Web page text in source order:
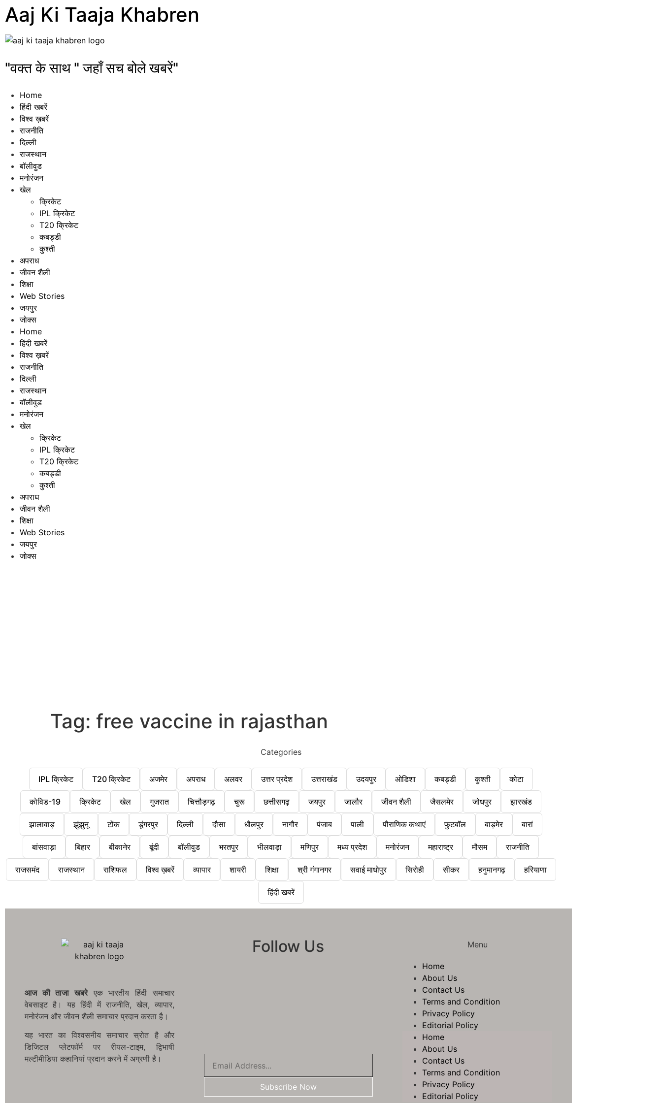
Aaj Ki Taaja Khabren
"वक्त के साथ " जहाँ सच बोले खबरें"
Home
हिंदी खबरें
विश्व ख़बरें
राजनीति
दिल्ली
राजस्थान
बॉलीवुड
मनोरंजन
खेल
क्रिकेट
IPL क्रिकेट
T20 क्रिकेट
कबड्डी
कुश्ती
अपराध
जीवन शैली
शिक्षा
Web Stories
जयपुर
जोक्स
Home
हिंदी खबरें
विश्व ख़बरें
राजनीति
दिल्ली
राजस्थान
बॉलीवुड
मनोरंजन
खेल
क्रिकेट
IPL क्रिकेट
T20 क्रिकेट
कबड्डी
कुश्ती
अपराध
जीवन शैली
शिक्षा
Web Stories
जयपुर
जोक्स
Tag: free vaccine in rajasthan
Categories
IPL क्रिकेट T20 क्रिकेट अजमेर अपराध अलवर उत्तर प्रदेश उत्तराखंड उदयपुर ओडिशा कबड्डी कुश्ती कोटा
कोविड-19 क्रिकेट खेल गुजरात चित्तौड़गढ़ चुरू छत्तीसगढ़ जयपुर जालौर जीवन शैली जैसलमेर जोधपुर झारखंड
झालावाड़ झुंझुनू टोंक डूंगरपुर दिल्ली दौसा धौलपुर नागौर पंजाब पाली पौराणिक कथाएं फुटबॉल बाड़मेर बारां
बांसवाड़ा बिहार बीकानेर बूंदी बॉलीवुड भरतपुर भीलवाड़ा मणिपुर मध्य प्रदेश मनोरंजन महाराष्ट्र मौसम राजनीति
राजसमंद राजस्थान राशिफल विश्व ख़बरें व्यापार शायरी शिक्षा श्री गंगानगर सवाई माधोपुर सिरोही सीकर हनुमानगढ़ हरियाणा
हिंदी खबरें
आज की ताजा खबरेएक भारतीय हिंदी समाचार
वेबसाइट है। यह हिंदी में राजनीति, खेल, व्यापार,
मनोरंजन और जीवन शैली समाचार प्रदान करता है।
यह भारत का विश्वसनीय समाचार स्रोत है और
डिजिटल प्लेटफॉर्म पर रीयल-टाइम, द्विभाषी
मल्टीमीडिया कहानियां प्रदान करने में अग्रणी है।
Follow Us
Subscribe Now
Menu
Home
About Us
Contact Us
Terms and Condition
Privacy Policy
Editorial Policy
Home
About Us
Contact Us
Terms and Condition
Privacy Policy
Editorial Policy